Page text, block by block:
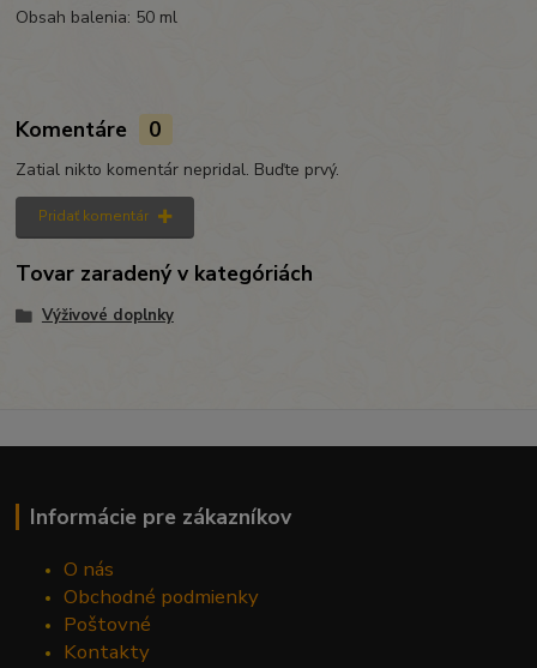
Obsah balenia: 50 ml
Komentáre 0
Zatial nikto komentár nepridal. Buďte prvý.
Pridať komentár
Tovar zaradený v kategóriách
Výživové doplnky
Informácie pre zákazníkov
O nás
Obchodné podmienky
Poštovné
Kontakty